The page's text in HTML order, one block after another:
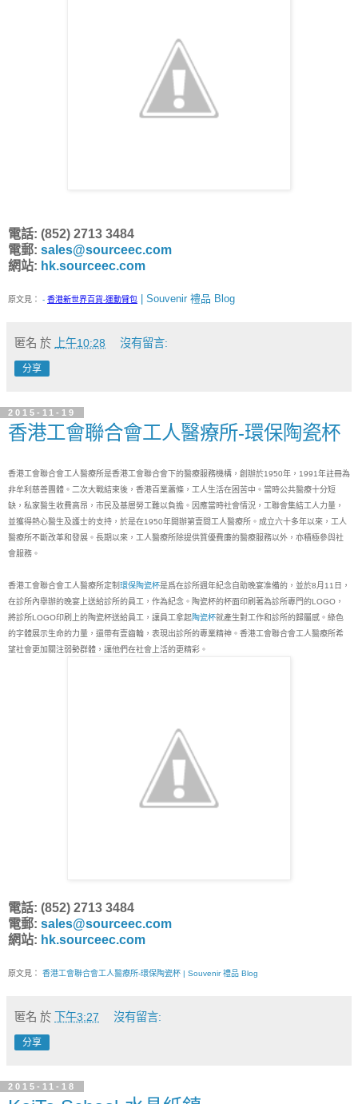
電話: (852) 2713 3484
電郵: sales@sourceec.com
網站: hk.sourceec.com
原文見： - 香港新世界百貨-運動臂包 | Souvenir 禮品 Blog
匿名 於 上午10:28 沒有留言:
分享
2015-11-19
香港工會聯合會工人醫療所-環保陶瓷杯
香港工會聯合會工人醫療所是香港工會聯合會下的醫療服務機構，創辦於1950年，1991年註冊為
非牟利慈善團體。二次大戰結束後，香港百業蕭條，工人生活在困苦中。當時公共醫療十分短
缺，私家醫生收費高昂，市民及基層勞工難以負擔。因應當時社會情況，工聯會集結工人力量，
並獲得熱心醫生及護士的支持，於是在1950年開辦第壹間工人醫療所。成立六十多年以來，工人
醫療所不斷改革和發展。長期以來，工人醫療所除提供質優費廉的醫療服務以外，亦積極參與社
會服務。
香港工會聯合會工人醫療所定制環保陶瓷杯是爲在診所週年紀念自助晚宴准備的，並於8月11日，
在診所內舉辦的晚宴上送給診所的員工，作為紀念。陶瓷杯的杯面印刷著為診所專門的LOGO，
將診所LOGO印刷上的陶瓷杯送給員工，讓員工拿起陶瓷杯就產生對工作和診所的歸屬感。綠色
的字體展示生命的力量，還帶有壹齒輪，表現出診所的專業精神。香港工會聯合會工人醫療所希
望社會更加關注弱勢群體，讓他們在社會上活的更精彩。
電話: (852) 2713 3484
電郵: sales@sourceec.com
網站: hk.sourceec.com
原文見： 香港工會聯合會工人醫療所-環保陶瓷杯 | Souvenir 禮品 Blog
匿名 於 下午3:27 沒有留言:
分享
2015-11-18